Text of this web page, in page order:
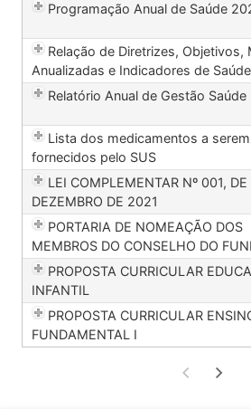
Programação Anual de Saúde
Relação de Diretrizes, Objetivos,
Anualizadas e Indicadores de Saúde
Relatório Anual de Gestão
Lista dos medicamentos a serem
fornecidos pelo SUS
LEI COMPLEMENTAR Nº 001,
DEZEMBRO DE 2021
PORTARIA DE NOMEAÇÃO DOS
MEMBROS DO CONSELHO DO
PROPOSTA CURRICULAR
INFANTIL
PROPOSTA CURRICULAR
FUNDAMENTAL I